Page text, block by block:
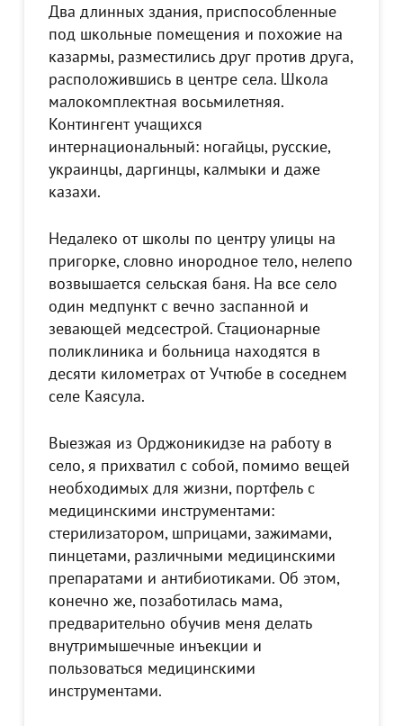
Два длинных здания, приспособленные
под школьные помещения и похожие на
казармы, разместились друг против друга,
расположившись в центре села. Школа
малокомплектная восьмилетняя.
Контингент учащихся
интернациональный: ногайцы, русские,
украинцы, даргинцы, калмыки и даже
казахи.
Недалеко от школы по центру улицы на
пригорке, словно инородное тело, нелепо
возвышается сельская баня. На все село
один медпункт с вечно заспанной и
зевающей медсестрой. Стационарные
поликлиника и больница находятся в
десяти километрах от Учтюбе в соседнем
селе Каясула.
Выезжая из Орджоникидзе на работу в
село, я прихватил с собой, помимо вещей
необходимых для жизни, портфель с
медицинскими инструментами:
стерилизатором, шприцами, зажимами,
пинцетами, различными медицинскими
препаратами и антибиотиками. Об этом,
конечно же, позаботилась мама,
предварительно обучив меня делать
внутримышечные инъекции и
пользоваться медицинскими
инструментами.